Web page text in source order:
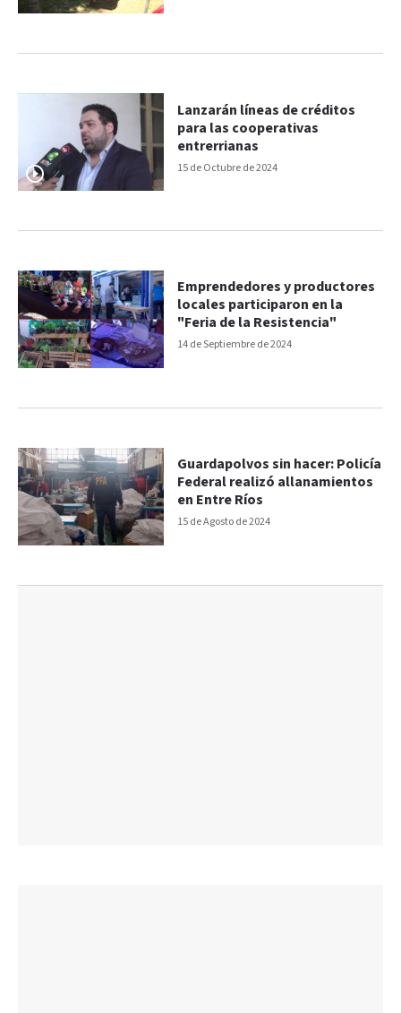
15 de Octubre de 2024
Lanzarán líneas de créditos
para las cooperativas
entrerrianas
14 de Septiembre de 2024
Emprendedores y productores
locales participaron en la
"Feria de la Resistencia"
15 de Agosto de 2024
Guardapolvos sin hacer: Policía
Federal realizó allanamientos
en Entre Ríos